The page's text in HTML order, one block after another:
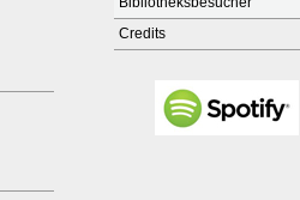
Credits